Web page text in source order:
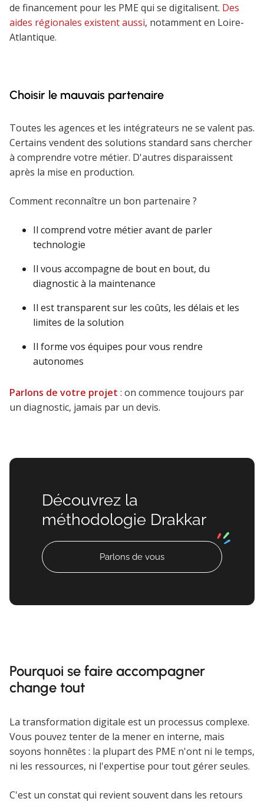
de financement pour les PME qui se digitalisent. Des
aides régionales existent aussi, notamment en Loire-
Atlantique.
Choisir le mauvais partenaire
Toutes les agences et les intégrateurs ne se valent pas.
Certains vendent des solutions standard sans chercher
à comprendre votre métier. D'autres disparaissent
après la mise en production.
Comment reconnaître un bon partenaire ?
Il comprend votre métier avant de parler
technologie
Il vous accompagne de bout en bout, du
diagnostic à la maintenance
Il est transparent sur les coûts, les délais et les
limites de la solution
Il forme vos équipes pour vous rendre
autonomes
Parlons de votre projet : on commence toujours par
un diagnostic, jamais par un devis.
Découvrez la
méthodologie Drakkar
Parlons de vous
Pourquoi se faire accompagner
change tout
La transformation digitale est un processus complexe.
Vous pouvez tenter de la mener en interne, mais
soyons honnêtes : la plupart des PME n'ont ni le temps,
ni les ressources, ni l'expertise pour tout gérer seules.
C'est un constat qui revient souvent dans les retours